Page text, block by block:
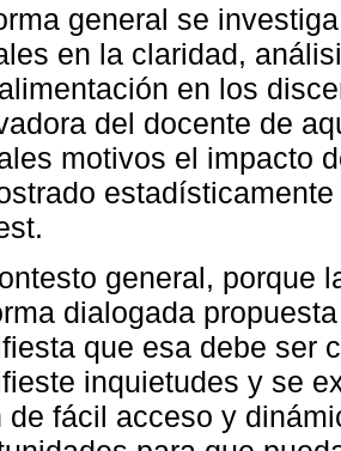
general se
en la claridad,
en los
del docente de
motivos el impacto
general, porque
dialogada
que esa debe ser
inquietudes y se
de fácil acceso y